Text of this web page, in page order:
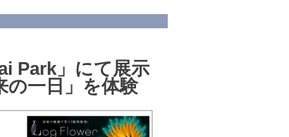
Park」にて展示
一日」を体験